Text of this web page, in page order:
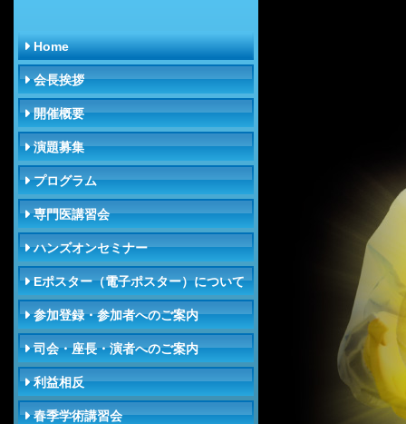
Home
会長挨拶
開催概要
演題募集
プログラム
専門医講習会
ハンズオンセミナー
Eポスター（電子ポスター）について
参加登録・参加者へのご案内
司会・座長・演者へのご案内
利益相反
春季学術講習会